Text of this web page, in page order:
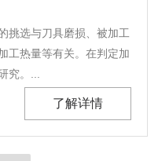
挑选与刀具磨损、被加工
工热量等有关。在判定加
究。...
了解详情